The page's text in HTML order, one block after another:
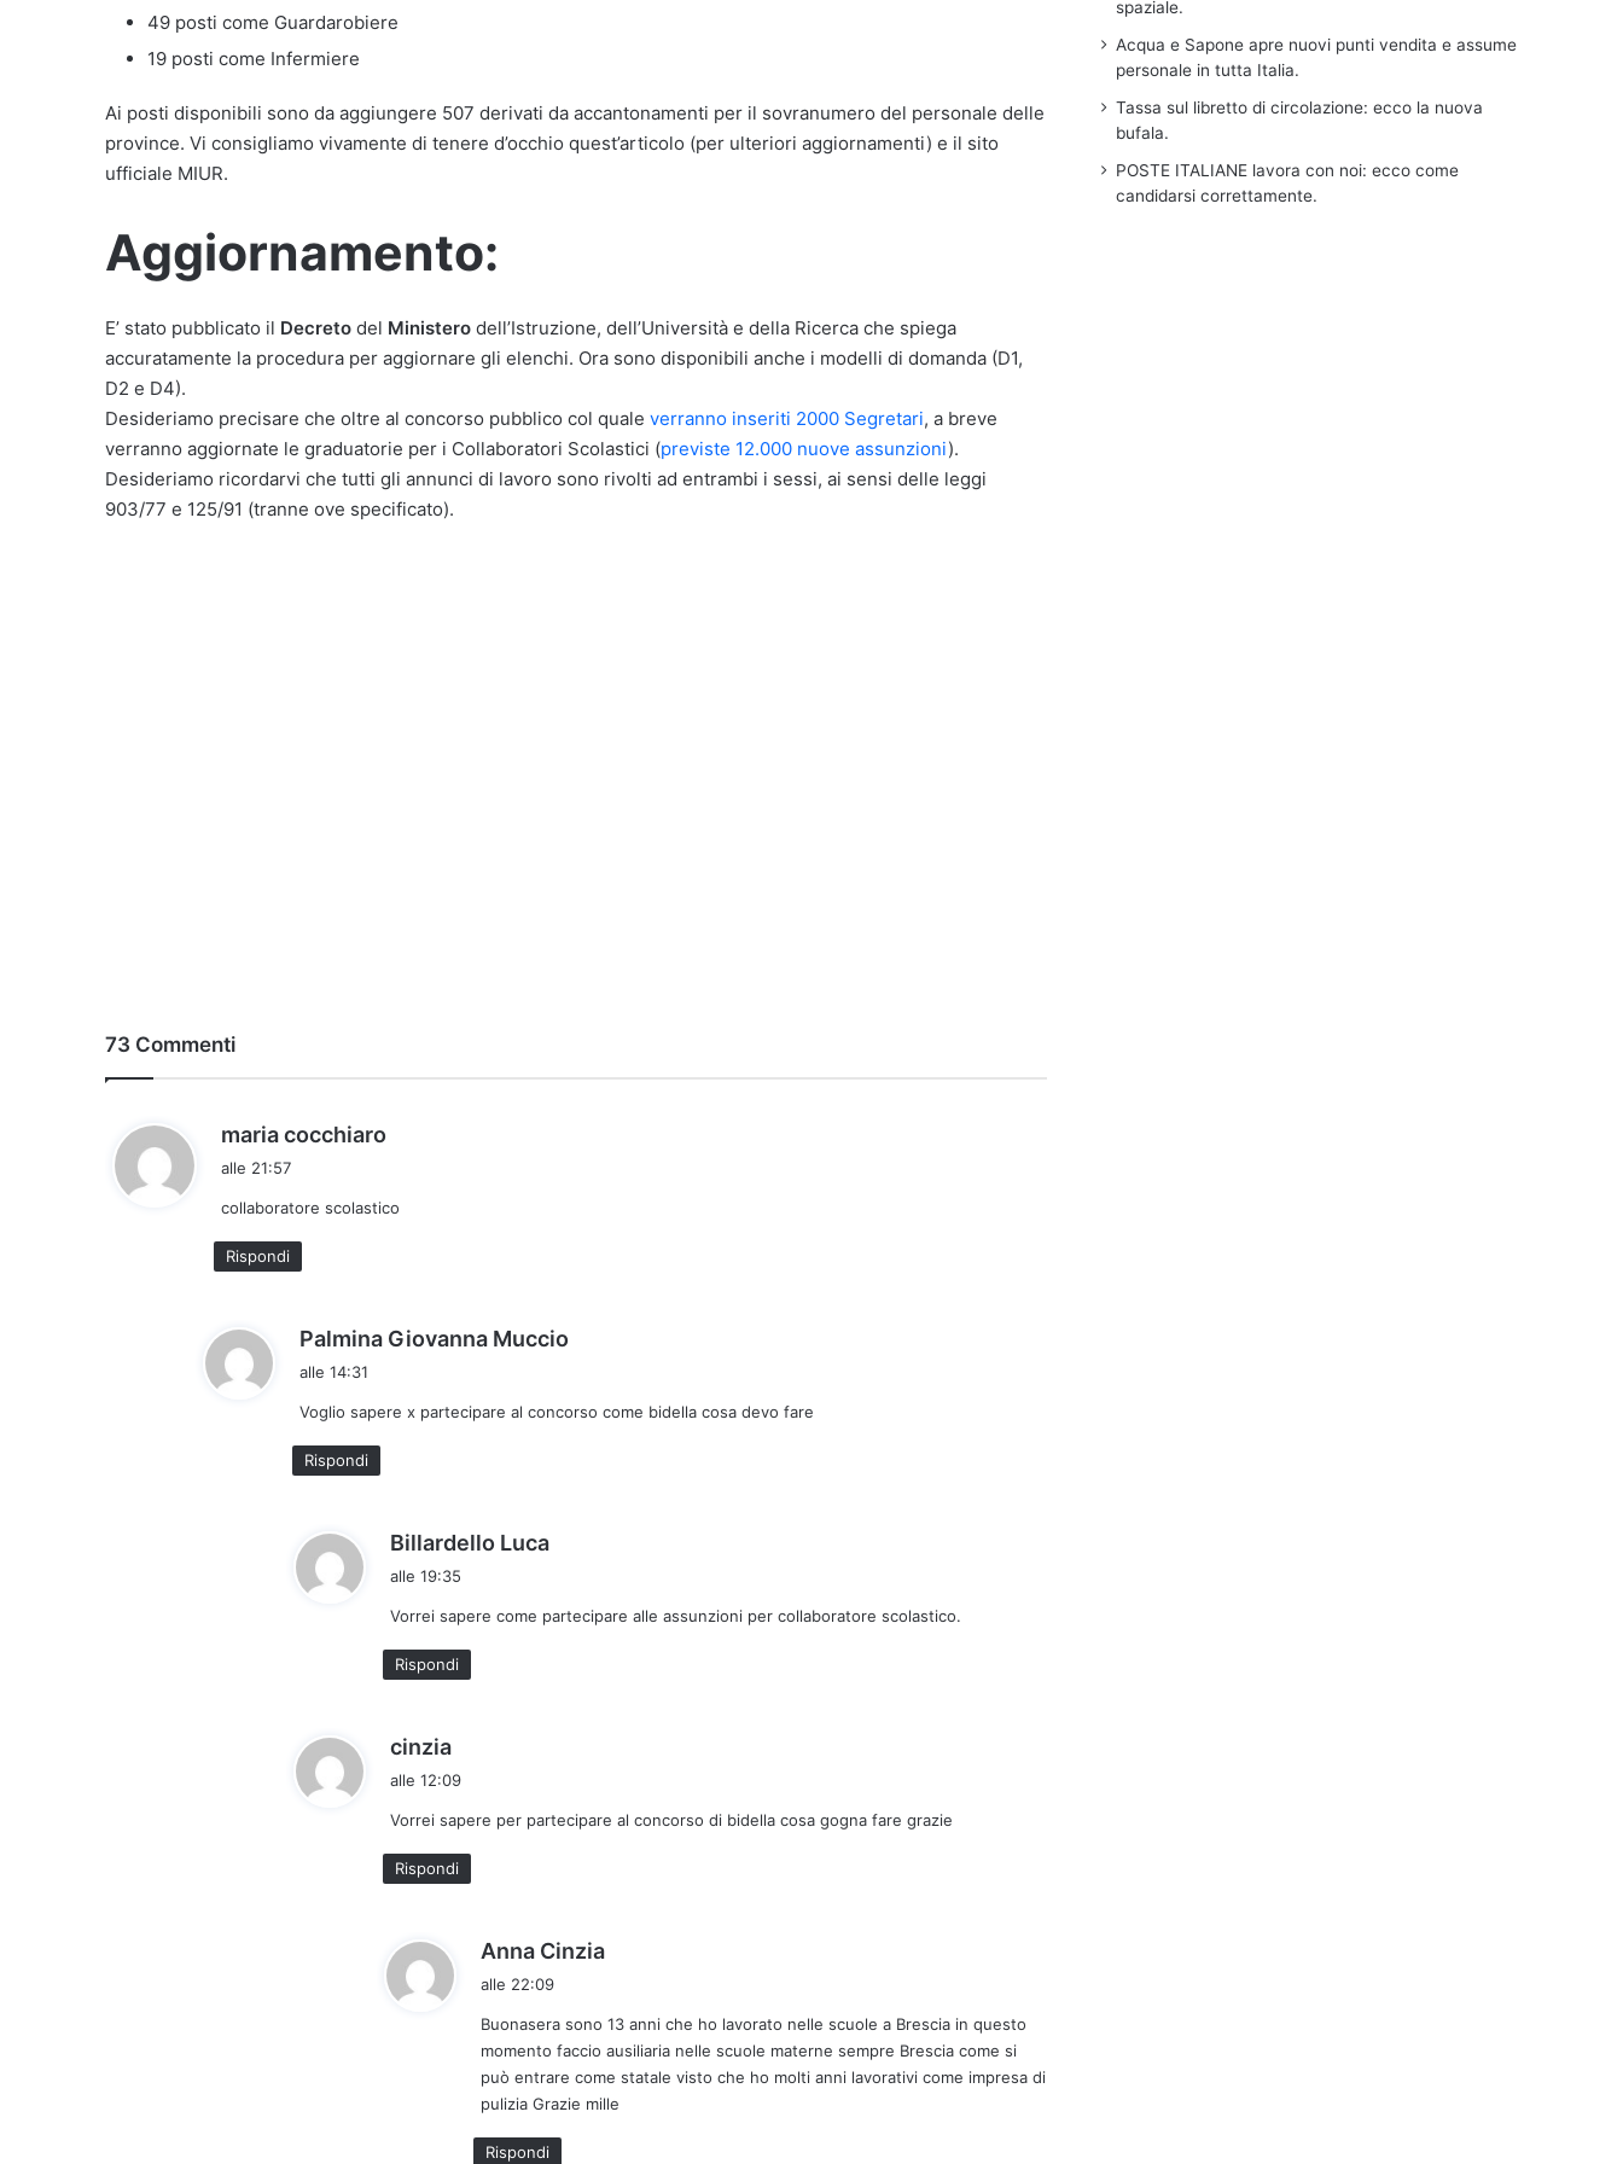
49 posti come Guardarobiere
19 posti come Infermiere
Ai posti disponibili sono da aggiungere 507 derivati da accantonamenti per il sovranumero del personale delle
province. Vi consigliamo vivamente di tenere d’occhio quest’articolo (per ulteriori aggiornamenti) e il sito
ufficiale MIUR.
Aggiornamento:
E’ stato pubblicato il Decreto del Ministero dell’Istruzione, dell’Università e della Ricerca che spiega
accuratamente la procedura per aggiornare gli elenchi. Ora sono disponibili anche i modelli di domanda (D1,
D2 e D4).
Desideriamo precisare che oltre al concorso pubblico col quale verranno inseriti 2000 Segretari, a breve
verranno aggiornate le graduatorie per i Collaboratori Scolastici (previste 12.000 nuove assunzioni).
Desideriamo ricordarvi che tutti gli annunci di lavoro sono rivolti ad entrambi i sessi, ai sensi delle leggi
903/77 e 125/91 (tranne ove specificato).
73 Commenti
maria cocchiaro
e
alle 21:57
collaboratore scolastico
Rispondi
Palmina Giovanna Muccio
e
alle 14:31
Voglio sapere x partecipare al concorso come bidella cosa devo fare
Rispondi
Billardello Luca
e
alle 19:35
Vorrei sapere come partecipare alle assunzioni per collaboratore scolastico.
Rispondi
cinzia
e
t
t
alle 12:09
Vorrei sapere per partecipare al concorso di bidella cosa gogna fare grazie
Rispondi
Anna Cinzia
e
t
t
o
alle 22:09
Buonasera sono 13 anni che ho lavorato nelle scuole a Brescia in questo
momento faccio ausiliaria nelle scuole materne sempre Brescia come si
può entrare come statale visto che ho molti anni lavorativi come impresa di
pulizia Grazie mille
Rispondi
spaziale.
Acqua e Sapone apre nuovi punti vendita e assume
personale in tutta Italia.
Tassa sul libretto di circolazione: ecco la nuova
bufala.
POSTE ITALIANE lavora con noi: ecco come
candidarsi correttamente.